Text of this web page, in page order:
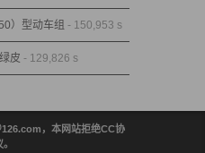
）型动车组 - 150,953 s
皮 - 129,826 s
，本网站拒绝CC协